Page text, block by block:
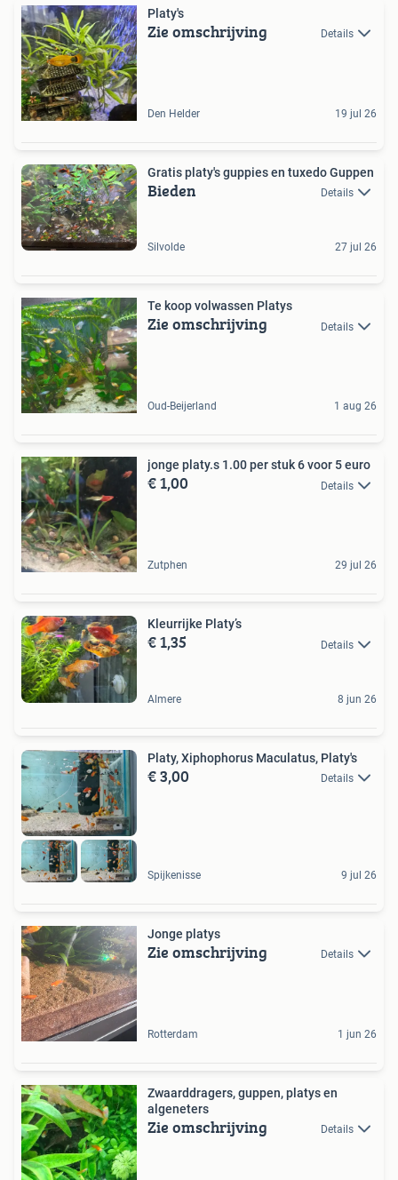
Platy's
Zie omschrijving Details
Den Helder 19 jul 26
Gratis platy's guppies en tuxedo Guppen
Bieden Details
Silvolde 27 jul 26
Te koop volwassen Platys
Zie omschrijving Details
Oud-Beijerland 1 aug 26
jonge platy.s 1.00 per stuk 6 voor 5 euro
€ 1,00 Details
Zutphen 29 jul 26
Kleurrijke Platy’s
€ 1,35 Details
Almere 8 jun 26
Platy, Xiphophorus Maculatus, Platy's
€ 3,00 Details
Spijkenisse 9 jul 26
Jonge platys
Zie omschrijving Details
Rotterdam 1 jun 26
Zwaarddragers, guppen, platys en
algeneters
Zie omschrijving Details